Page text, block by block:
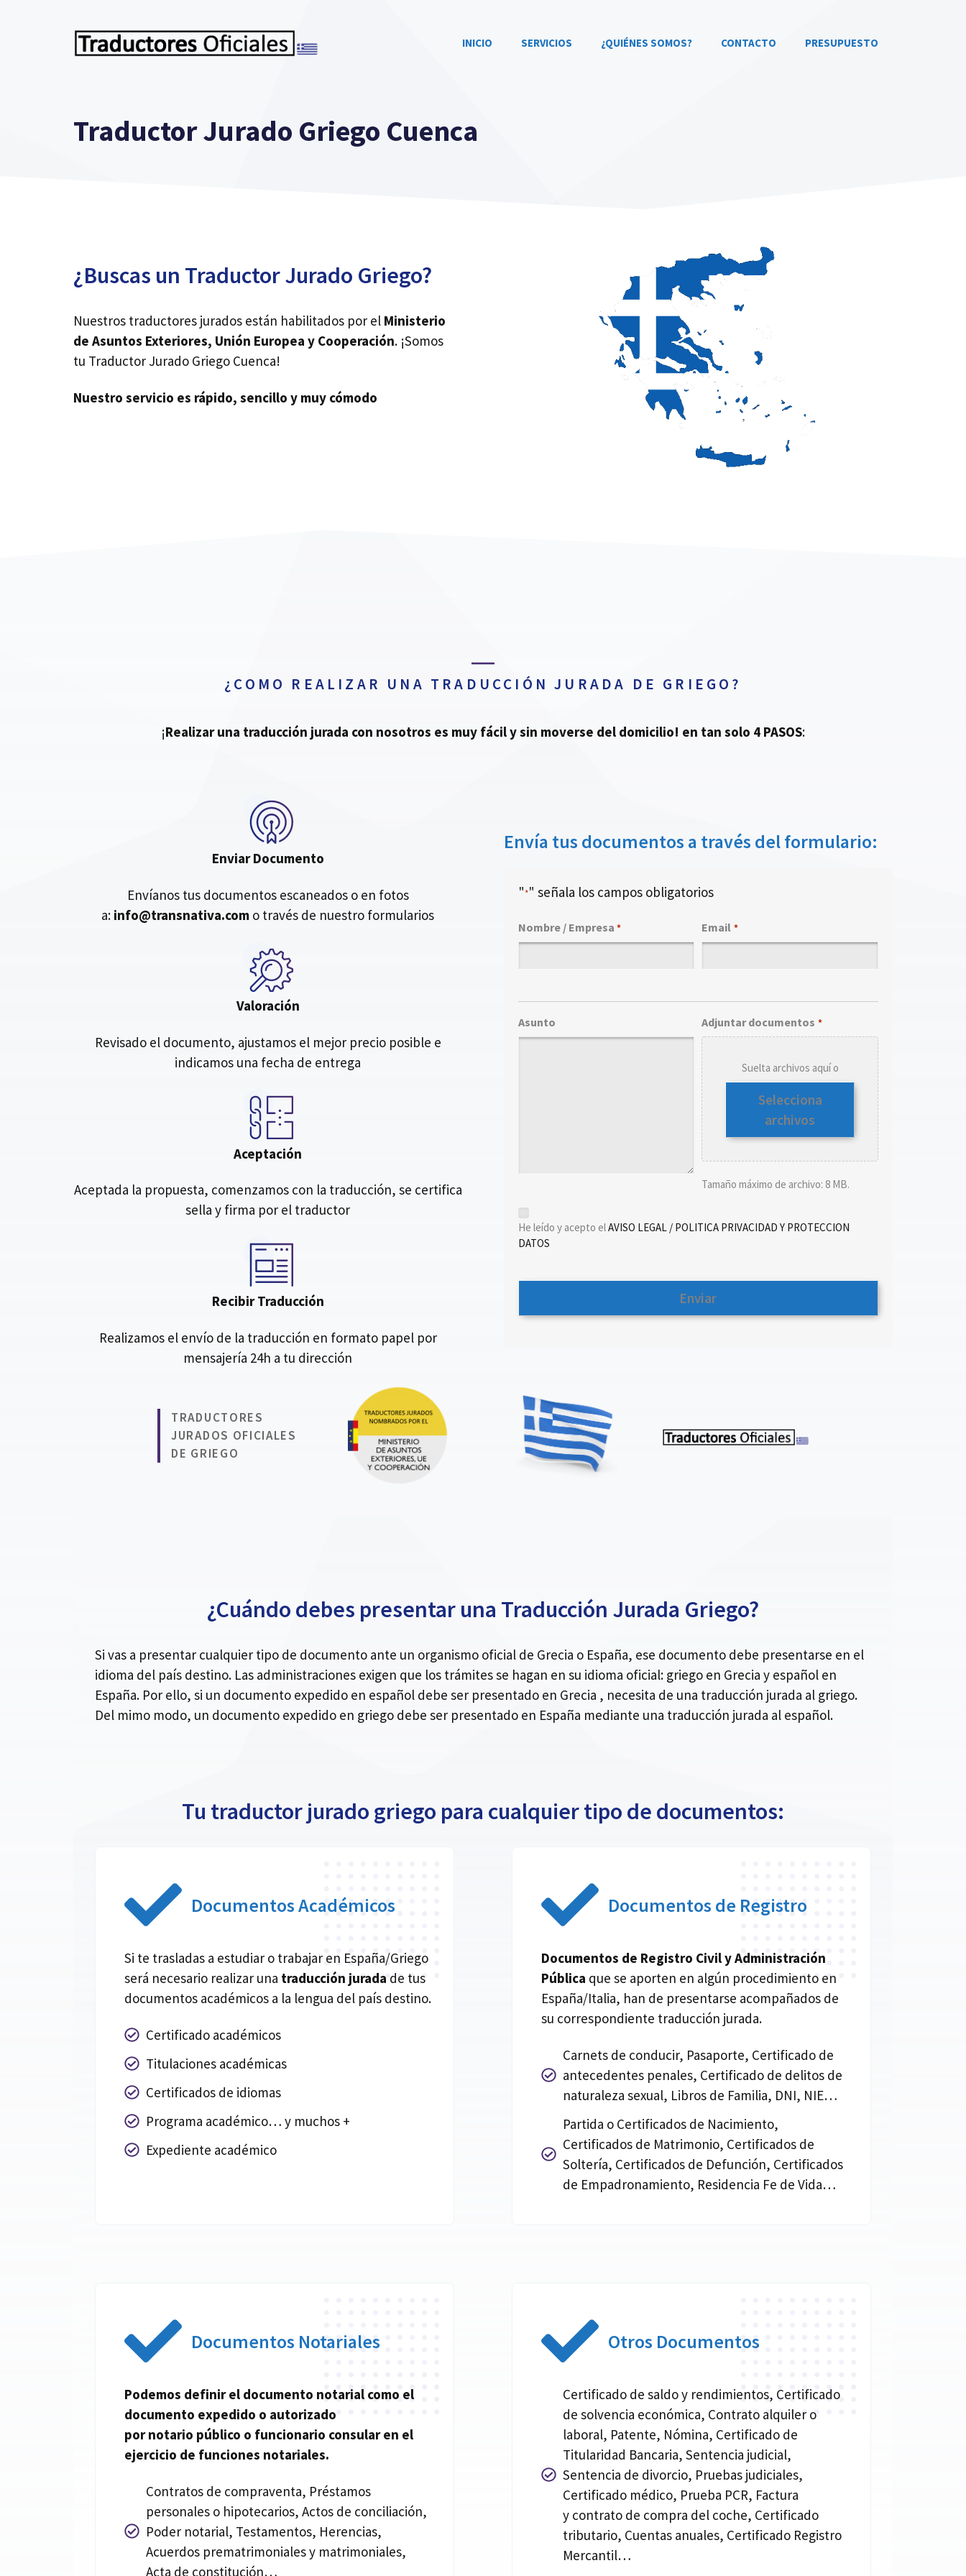
INICIO SERVICIOS ¿QUIÉNES SOMOS? CONTACTO PRESUPUESTO
Traductor Jurado Griego Cuenca
¿Buscas un Traductor Jurado Griego?
Nuestros traductores jurados están habilitados por el Ministerio
de Asuntos Exteriores, Unión Europea y Cooperación. ¡Somos
tu Traductor Jurado Griego Cuenca!
Nuestro servicio es rápido, sencillo y muy cómodo
¿COMO REALIZAR UNA TRADUCCIÓN JURADA DE GRIEGO?
¡Realizar una traducción jurada con nosotros es muy fácil y sin moverse del domicilio! en tan solo 4 PASOS:
Enviar Documento
Envíanos tus documentos escaneados o en fotos
a: info@transnativa.com o través de nuestro formularios
Valoración
Revisado el documento, ajustamos el mejor precio posible e
indicamos una fecha de entrega
Aceptación
Aceptada la propuesta, comenzamos con la traducción, se certifica
sella y firma por el traductor
Recibir Traducción
Realizamos el envío de la traducción en formato papel por
mensajería 24h a tu dirección
Envía tus documentos a través del formulario:
"*" señala los campos obligatorios
Nombre / Empresa * Email *
Asunto Adjuntar documentos *
Suelta archivos aquí o
Selecciona
archivos
Tamaño máximo de archivo: 8 MB.
He leído y acepto elAVISO LEGAL / POLITICA PRIVACIDAD Y PROTECCION
DATOS
TRADUCTORES
JURADOS OFICIALES
DE GRIEGO
¿Cuándo debes presentar una Traducción Jurada Griego?
Si vas a presentar cualquier tipo de documento ante un organismo oficial de Grecia o España, ese documento debe presentarse en el
idioma del país destino. Las administraciones exigen que los trámites se hagan en su idioma oficial: griego en Grecia y español en
España. Por ello, si un documento expedido en español debe ser presentado en Grecia , necesita de una traducción jurada al griego.
Del mimo modo, un documento expedido en griego debe ser presentado en España mediante una traducción jurada al español.
Tu traductor jurado griego para cualquier tipo de documentos:
Documentos Académicos
Si te trasladas a estudiar o trabajar en España/Griego
será necesario realizar una traducción jurada de tus
documentos académicos a la lengua del país destino.
Certificado académicos
Titulaciones académicas
Certificados de idiomas
Programa académico… y muchos +
Expediente académico
Documentos de Registro
Documentos de Registro Civil y Administración
Pública que se aporten en algún procedimiento en
España/Italia, han de presentarse acompañados de
su correspondiente traducción jurada.
Carnets de conducir, Pasaporte, Certificado de
antecedentes penales, Certificado de delitos de
naturaleza sexual, Libros de Familia, DNI, NIE…
Partida o Certificados de Nacimiento,
Certificados de Matrimonio, Certificados de
Soltería, Certificados de Defunción, Certificados
de Empadronamiento, Residencia Fe de Vida…
Documentos Notariales
Podemos definir el documento notarial como el
documento expedido o autorizado
pornotario público o funcionario consular en el
ejercicio de funciones notariales.
Contratos de compraventa, Préstamos
personales o hipotecarios, Actos de conciliación,
Poder notarial, Testamentos, Herencias,
Acuerdos prematrimoniales y matrimoniales,
Acta de constitución…
Otros Documentos
Certificado de saldo y rendimientos, Certificado
de solvencia económica, Contrato alquiler o
laboral, Patente, Nómina, Certificado de
Titularidad Bancaria, Sentencia judicial,
Sentencia de divorcio, Pruebas judiciales,
Certificado médico, Prueba PCR, Factura
y contrato de compra del coche, Certificado
tributario, Cuentas anuales, Certificado Registro
Mercantil…